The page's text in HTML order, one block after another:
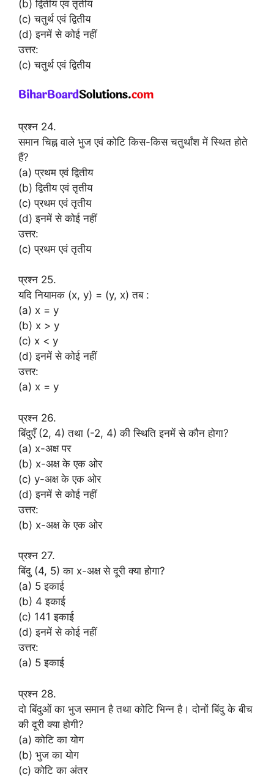
(b) द्वितीय एवं तृतीय
(c) चतुर्थ एवं द्वितीय
(d) इनमें से कोई नहीं
उत्तर:
(c) चतुर्थ एवं द्वितीय
प्रश्न 24.
समान चिह्न वाले भुज एवं कोटि किस-किस चतुर्थांश में स्थित होते
हैं?
(a) प्रथम एवं द्वितीय
(b) द्वितीय एवं तृतीय
(c) प्रथम एवं तृतीय
(d) इनमें से कोई नहीं
उत्तर:
(c) प्रथम एवं तृतीय
प्रश्न 25.
यदि नियामक (x, y) = (y, x) तब :
(a) x = y
(b) x > y
(c) x < y
(d) इनमें से कोई नहीं
उत्तर:
(a) x = y
प्रश्न 26.
बिंदुएँ (2, 4) तथा (-2, 4) की स्थिति इनमें से कौन होगा?
(a) x-अक्ष पर
(b) x-अक्ष के एक ओर
(c) y-अक्ष के एक ओर
(d) इनमें से कोई नहीं
उत्तर:
(b) x-अक्ष के एक ओर
प्रश्न 27.
बिंदु (4, 5) का x-अक्ष से दूरी क्या होगा?
(a) 5 इकाई
(b) 4 इकाई
(c) 141 इकाई
(d) इनमें से कोई नहीं
उत्तर:
(a) 5 इकाई
प्रश्न 28.
दो बिंदुओं का भुज समान है तथा कोटि भिन्न है। दोनों बिंदु के बीच
की दूरी क्या होगी?
(a) कोटि का योग
(b) भुज का योग
(c) कोटि का अंतर